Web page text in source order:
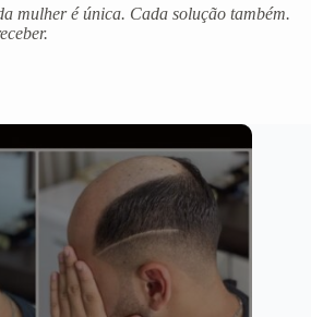
mulher é única. Cada solução também.